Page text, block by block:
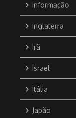
Informação
Inglaterra
Irã
Israel
Itália
Japão